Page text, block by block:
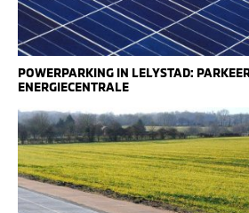
POWERPARKING IN LELYSTAD:
ENERGIECENTRALE